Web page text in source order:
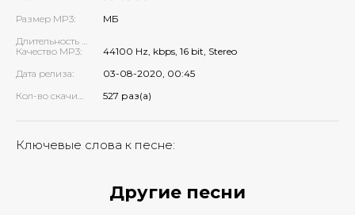
Размер MP3:
МБ
Длительность MP3:
Качество MP3:
44100 Hz, kbps, 16 bit, Stereo
Дата релиза:
03-08-2020, 00:45
Кол-во скачиваний:
527 раз(а)
Ключевые слова к песне:
Другие песни